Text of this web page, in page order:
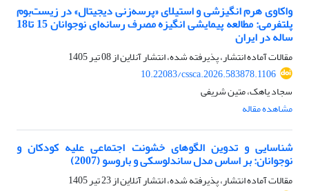
واکاوی هرم انگیزشی و استیلای «پرسه‌زنی دیجیتال» در زیست‌بوم
پلتفرمی: مطالعه پیمایشی انگیزه مصرف رسانه‌ای نوجوانان 15 تا18
ساله در ایران
مقالات آماده انتشار، پذیرفته شده، انتشار آنلاین از08 تیر 1405
10.22083/cssca.2026.583878.1106
سجاد یاهک، متین شریفی
مشاهده مقاله
شناسایی و تدوین الگوهای خشونت اجتماعی علیه کودکان و
نوجوانان: بر اساس مدل ساندلوسکی و باروسو (2007)
مقالات آماده انتشار، پذیرفته شده، انتشار آنلاین از23 تیر 1405